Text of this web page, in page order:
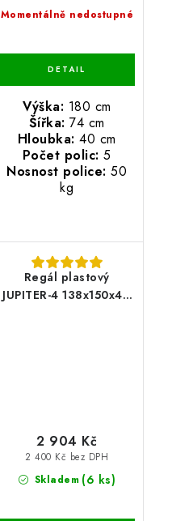
Momentálně nedostupné
Výška: 180 cm
Šířka:74 cm
Hloubka: 40 cm
Počet polic: 5
Nosnost police: 50
kg
Regál plastový
JUPITER-4 138x150x46
Skladem (6 ks)
2 400 Kč bez DPH
2 904 Kč